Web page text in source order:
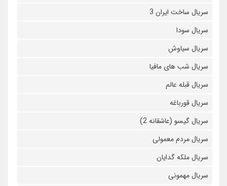
سریال ساخت ایران 3
سریال سودا
سریال سیاوش
سریال شب های مافیا
سریال قبله عالم
سریال قورباغه
سریال گیسو (عاشقانه 2)
سریال مردم معمولی
سریال ملکه گدایان
سریال مهمونی